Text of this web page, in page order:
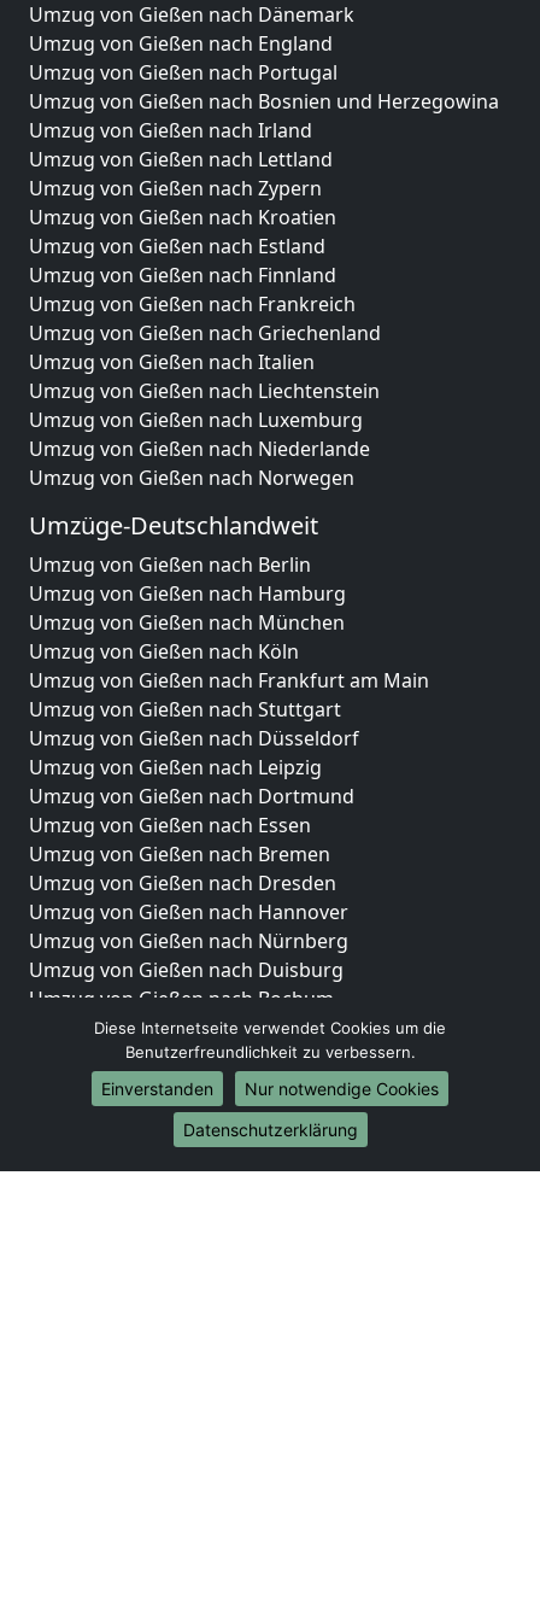
Umzug von Gießen nach Dänemark
Umzug von Gießen nach England
Umzug von Gießen nach Portugal
Umzug von Gießen nach Bosnien und Herzegowina
Umzug von Gießen nach Irland
Umzug von Gießen nach Lettland
Umzug von Gießen nach Zypern
Umzug von Gießen nach Kroatien
Umzug von Gießen nach Estland
Umzug von Gießen nach Finnland
Umzug von Gießen nach Frankreich
Umzug von Gießen nach Griechenland
Umzug von Gießen nach Italien
Umzug von Gießen nach Liechtenstein
Umzug von Gießen nach Luxemburg
Umzug von Gießen nach Niederlande
Umzug von Gießen nach Norwegen
Umzüge-Deutschlandweit
Umzug von Gießen nach Berlin
Umzug von Gießen nach Hamburg
Umzug von Gießen nach München
Umzug von Gießen nach Köln
Umzug von Gießen nach Frankfurt am Main
Umzug von Gießen nach Stuttgart
Umzug von Gießen nach Düsseldorf
Umzug von Gießen nach Leipzig
Umzug von Gießen nach Dortmund
Umzug von Gießen nach Essen
Umzug von Gießen nach Bremen
Umzug von Gießen nach Dresden
Umzug von Gießen nach Hannover
Umzug von Gießen nach Nürnberg
Umzug von Gießen nach Duisburg
Umzug von Gießen nach Bochum
Umzug von Gießen nach Wuppertal
Umzug von Gießen nach Bielefeld
Umzug von Gießen nach Bonn
Umzug von Gießen nach Münster
Diese Internetseite verwendet Cookies um die
Benutzerfreundlichkeit zu verbessern.
Einverstanden
Nur notwendige Cookies
Datenschutzerklärung